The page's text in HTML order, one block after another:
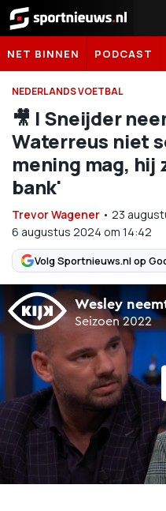
Sportnieuws.nl
NET BINNEN PODCAST
NEDERLANDS VOETBAL
🎥 | Sneijder
Waterreus niet
mening mag, hij
bank'
Trevor Wagener • 23
6 augustus 2024 om 14:42
Volg Sportnieuws.nl op